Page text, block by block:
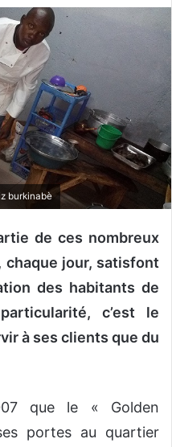
burkinabè
de ces nombreux
jour, satisfont
des habitants de
c’est le
à ses clients que du
que le « Golden
portes au quartier